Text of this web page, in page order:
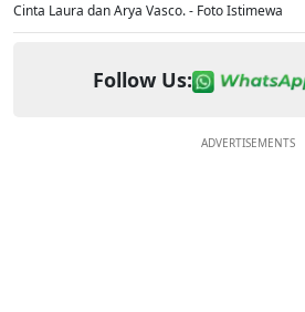
Cinta Laura dan Arya Vasco. - Foto Istimewa
Follow Us:
ADVERTISEMENTS